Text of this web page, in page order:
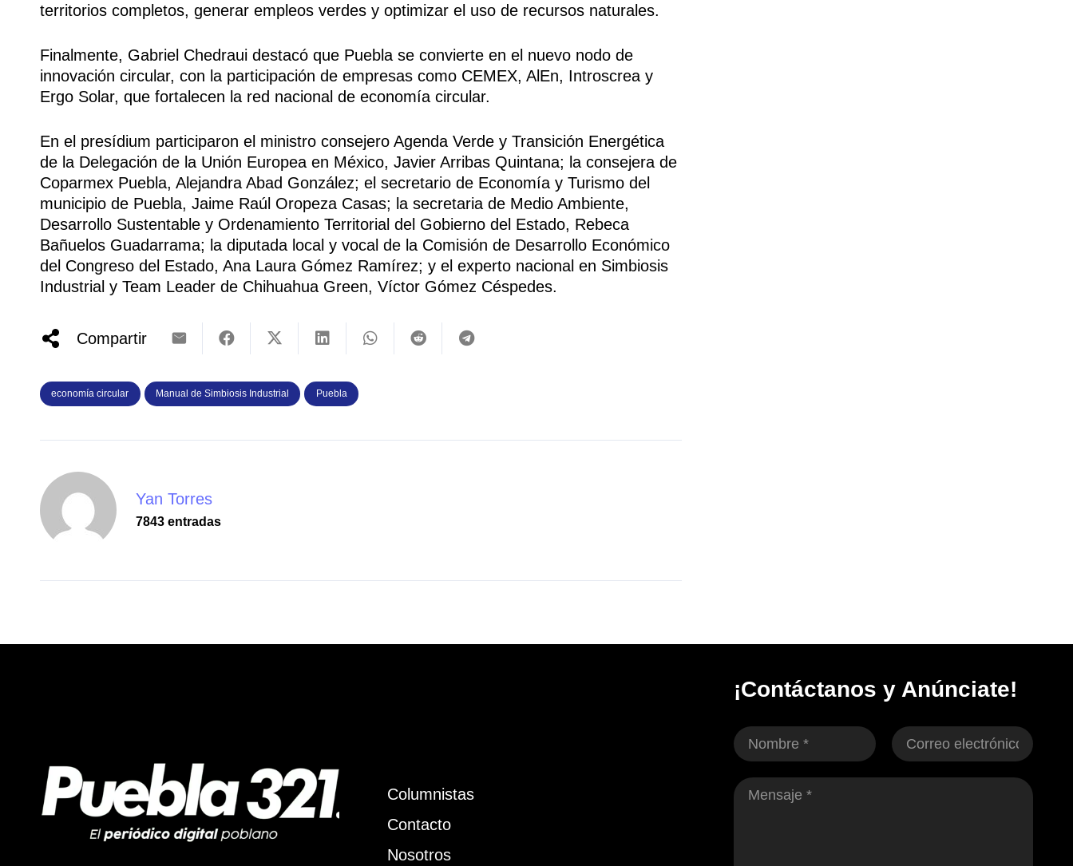
territorios completos, generar empleos verdes y optimizar el uso de recursos naturales.
Finalmente, Gabriel Chedraui destacó que Puebla se convierte en el nuevo nodo de
innovación circular, con la participación de empresas como CEMEX, AlEn, Introscrea y
Ergo Solar, que fortalecen la red nacional de economía circular.
En el presídium participaron el ministro consejero Agenda Verde y Transición Energética
de la Delegación de la Unión Europea en México, Javier Arribas Quintana; la consejera de
Coparmex Puebla, Alejandra Abad González; el secretario de Economía y Turismo del
municipio de Puebla, Jaime Raúl Oropeza Casas; la secretaria de Medio Ambiente,
Desarrollo Sustentable y Ordenamiento Territorial del Gobierno del Estado, Rebeca
Bañuelos Guadarrama; la diputada local y vocal de la Comisión de Desarrollo Económico
del Congreso del Estado, Ana Laura Gómez Ramírez; y el experto nacional en Simbiosis
Industrial y Team Leader de Chihuahua Green, Víctor Gómez Céspedes.
Compartir
economía circular Manual de Simbiosis Industrial Puebla
Yan Torres
7843 entradas
Columnistas
Contacto
Nosotros
¡Contáctanos y Anúnciate!